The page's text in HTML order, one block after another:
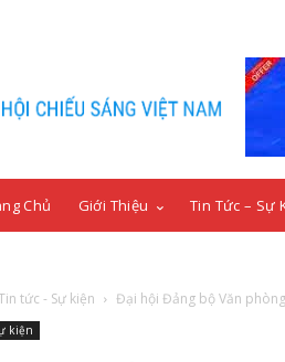
Chủ Giới Thiệu Tin Tức – Sự
tức - Sự kiện Đại hội Đảng bộ Văn
kiện